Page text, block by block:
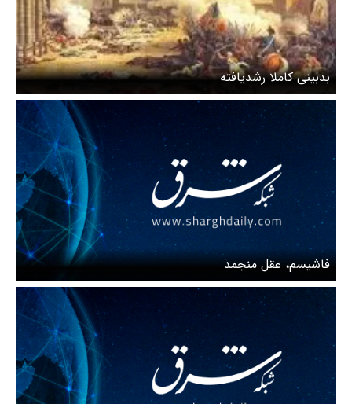
بدبینی کاملا رشدیافته
فاشیسم، عقل منجمد